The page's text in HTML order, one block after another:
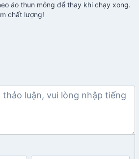
áo thun mỏng để thay khi chạy xong.
chất lượng!